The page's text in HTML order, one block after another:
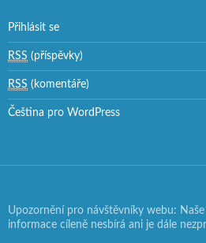
Přihlásit se
RSS (příspěvky)
RSS (komentáře)
Čeština pro WordPress
Upozornění pro návštěvníky webu: Naše
informace cíleně nesbírá ani je dále